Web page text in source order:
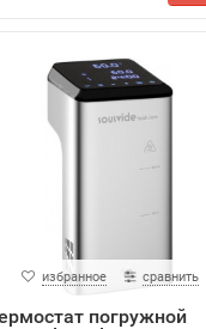
избранное сравнить
погружной